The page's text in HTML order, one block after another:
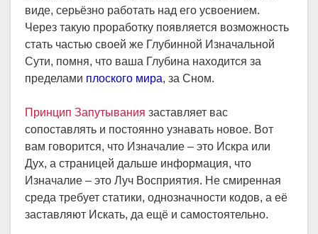
виде, серьёзно работать над его усвоением.
Через такую проработку появляется возможность
стать частью своей же Глубинной Изначальной
Сути, помня, что ваша Глубина находится за
пределами плоского мира, за Сном.
Принцип Запутывания заставляет вас
сопоставлять и постоянно узнавать новое. Вот
вам говорится, что Изначалие – это Искра или
Дух, а страницей дальше информация, что
Изначалие – это Луч Восприятия. Не смиренная
среда требует статики, однозначности кодов, а её
заставляют Искать, да ещё и самостоятельно.